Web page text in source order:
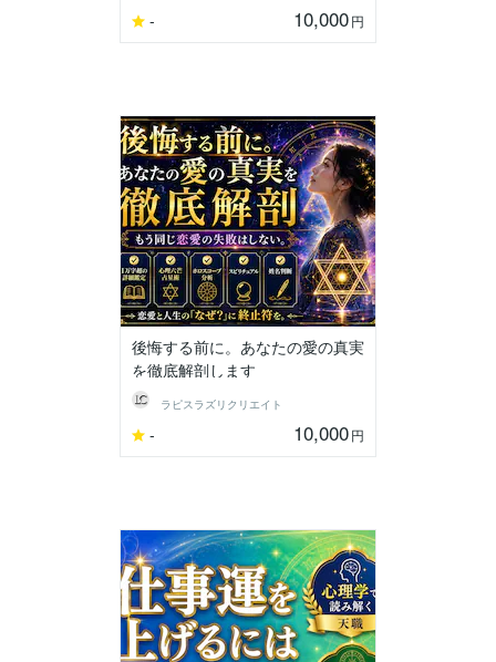
- 10,000円
後悔する前に。あなたの愛の真実
を徹底解剖します
ラピスラズリクリエイト
- 10,000円